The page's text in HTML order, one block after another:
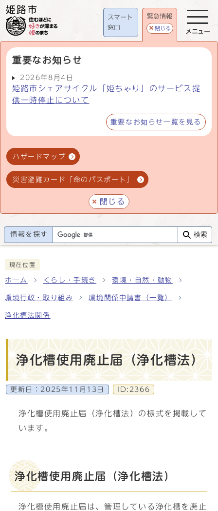
スマート
窓口
緊急情報
閉じる
重要なお知らせ
2026年8月4日
姫路市シェアサイクル「姫ちゃり」のサービス提
供一時停止について
重要なお知らせ一覧を見る
ハザードマップ
災害避難カード「命のパスポート」
閉じる
メニュー
情報を探す 検索
現在位置
ホーム くらし・手続き 環境・自然・動物
環境行政・取り組み 環境関係申請書（一覧）
浄化槽法関係
浄化槽使用廃止届（浄化槽法）
更新日： 2025年11月13日 ID:2366
浄化槽使用廃止届（浄化槽法）の様式を掲載して
います。
浄化槽使用廃止届（浄化槽法）
浄化槽使用廃止届は、管理している浄化槽を廃止